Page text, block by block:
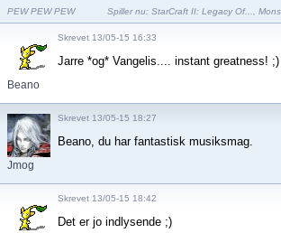
PEW PEW PEW Spiller nu: StarCraft II: Legacy Of...
Beano
Skrevet 13/05-15 16:33
Jarre *og* Vangelis.... instant greatness! ;)
Jmog
Skrevet 13/05-15 18:27
Beano, du har fantastisk musiksmag.
Skrevet 13/05-15 18:42
Det er jo indlysende ;)